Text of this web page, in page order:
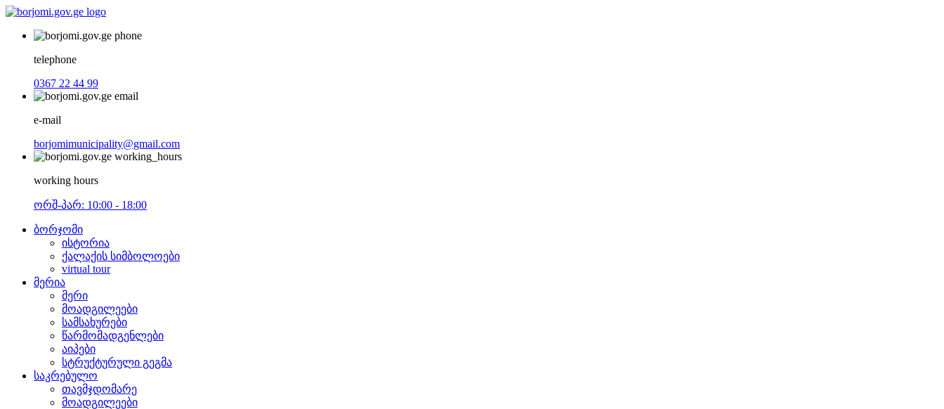
telephone
0367 22 44 99
e-mail
borjomimunicipality@gmail.com
working hours
ორშ-პარ: 10:00 - 18:00
ბორჯომი
ისტორია
ქალაქის სიმბოლოები
virtual tour
მერია
მერი
მოადგილეები
სამსახურები
წარმომადგენლები
აიპები
სტრუქტურული გეგმა
საკრებულო
თავმჯდომარე
მოადგილეები